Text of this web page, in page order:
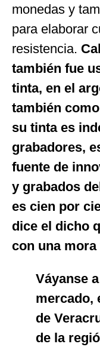
monedas y
para elaborar
resistencia.
también fue
tinta, en el
también como
su tinta es
grabadores,
fuente de
y grabados
es cien por
dice el dicho
con una mora
Váyanse
mercado,
de
de la